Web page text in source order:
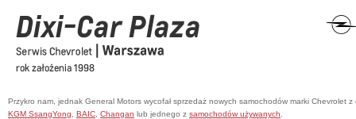
Przykro nam, jednak General Motors wycofał sprzedaż nowych samochodów marki Chevrolet
KGM SsangYong
BAIC Changan lub jednego z samochodów używanych